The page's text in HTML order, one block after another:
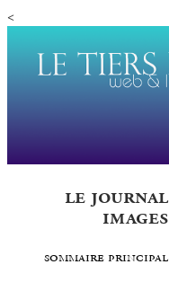
<
le journal
images
sommaire principal